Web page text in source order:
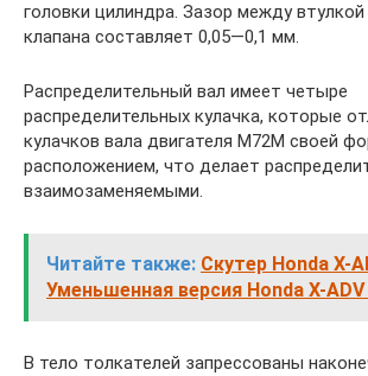
головки цилиндра. Зазор между
клапана составляет 0,05—0,1 мм.
Распределительный вал имеет четыре
распределительных кулачка, которые
кулачков вала двигателя М72М своей
расположением, что делает
взаимозаменяемыми.
Читайте также: Скутер Honda X-
Уменьшенная версия Honda X-ADV
В тело толкателей запрессованы